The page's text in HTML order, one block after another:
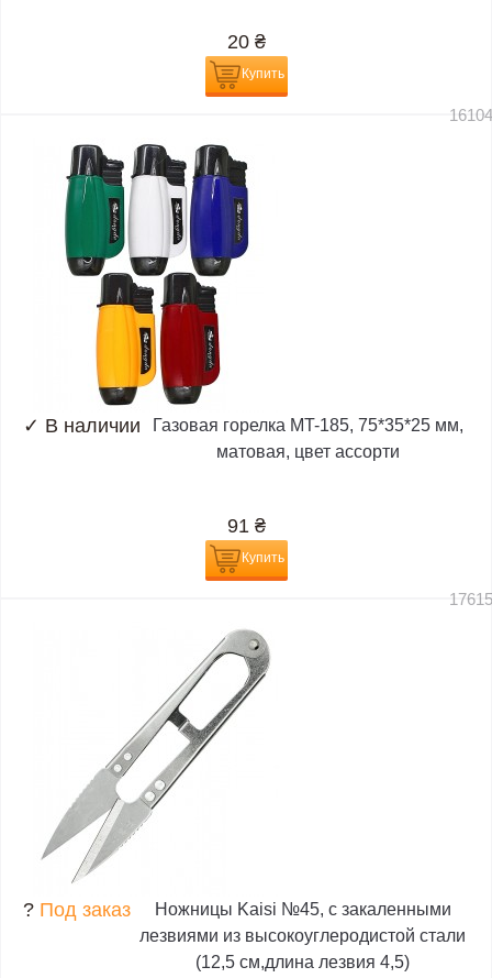
20 ₴
Купить
✓ В наличии
Газовая горелка MT-185, 75*35*25 мм,
матовая, цвет ассорти
91 ₴
Купить
? Под заказ
Ножницы Kaisi №45, с закаленными
лезвиями из высокоуглеродистой стали
(12,5 см,длина лезвия 4,5)